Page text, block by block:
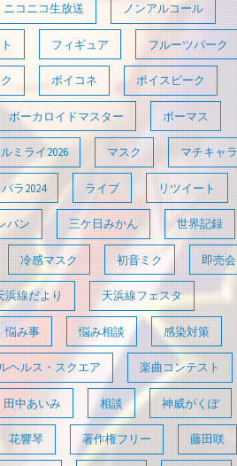
ニコニコ生放送 ノンアルコール
フィギュア フルーツパーク
ボイコネ ボイスピーク
ボーカロイドマスター ボーマス
ミライ2026 マスク マチキャラ
ラ2024 ライブ リツイート
バン 三ケ日みかん 世界記録
冷感マスク 初音ミク 即売会
浜線だより 天浜線フェスタ
悩み事 悩み相談 感染対策
ヘルス・スクエア 楽曲コンテスト
田中あいみ 相談 神威がくぽ
花響琴 著作権フリー 藤田咲